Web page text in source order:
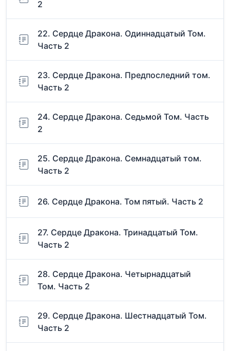
2
22. Сердце Дракона. Одиннадцатый Том.
Часть 2
23. Сердце Дракона. Предпоследний том.
Часть 2
24. Сердце Дракона. Седьмой Том. Часть
2
25. Сердце Дракона. Семнадцатый том.
Часть 2
26. Сердце Дракона. Том пятый. Часть 2
27. Сердце Дракона. Тринадцатый Том.
Часть 2
28. Сердце Дракона. Четырнадцатый
Том. Часть 2
29. Сердце Дракона. Шестнадцатый Том.
Часть 2